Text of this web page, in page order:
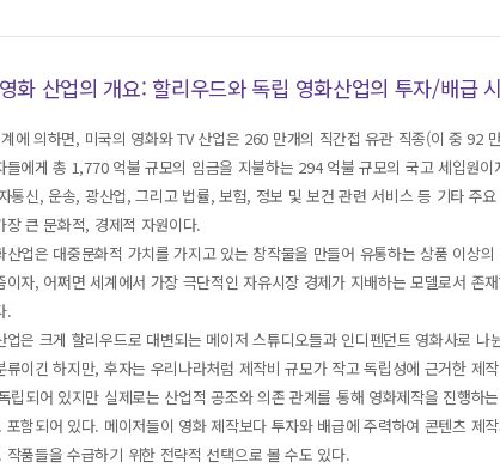
화 산업의 개요: 할리우드와 독립 영화산업의 투자/배급
에 의하면, 미국의 영화와 TV 산업은 260 만개의 직간접 유관 직종(이 중 92
들에게 총 1,770 억불 규모의 임금을 지불하는 294 억불 규모의 국고 세입원
통신, 운송, 광산업, 그리고 법률, 보험, 정보 및 보건 관련 서비스 등 기타 주
장 큰 문화적, 경제적 자원이다.
산업은 대중문화적 가치를 가지고 있는 창작물을 만들어 유통하는 상품 이상
이자, 어쩌면 세계에서 가장 극단적인 자유시장 경제가 지배하는 모델로서 존
.
업은 크게 할리우드로 대변되는 메이저 스튜디오들과 인디펜던트 영화사로 나
류이긴 하지만, 후자는 우리나라처럼 제작비 규모가 작고 독립성에 근거한 제
립되어 있지만 실제로는 산업적 공조와 의존 관계를 통해 영화제작을 진행하
포함되어 있다. 메이저들이 영화 제작보다 투자와 배급에 주력하여 콘텐츠 제
작품들을 수급하기 위한 전략적 선택으로 볼 수도 있다.